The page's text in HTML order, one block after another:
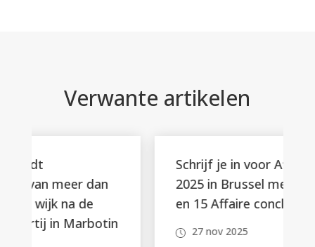
Verwante artikelen
Schrijf je in voor Affaire for Life
2025 in Brussel met Julia Vignali
en 15 Affaire conclue kopers
27 nov 2025